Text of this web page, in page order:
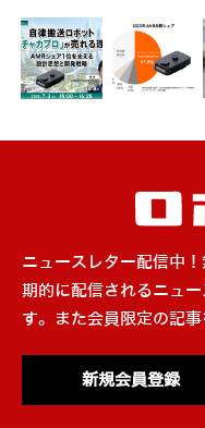
ニュースレター配信中
期的に配信されるニュ
す。また会員限定の記
新規会員登録